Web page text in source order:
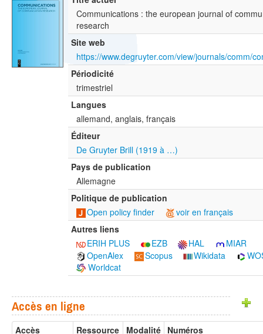
Communications : the european journal of
research
Site web
Périodicité
trimestriel
Langues
allemand, anglais, français
Éditeur
De Gruyter Brill (1919 à …)
Pays de publication
Allemagne
Politique de publication
Open policy finder
voir en français
Autres liens
ERIH PLUS
EZB HAL
MIAR
OpenAlex
Scopus Wikidata
Worldcat
Accès en ligne
Accès Ressource Modalité Numéros